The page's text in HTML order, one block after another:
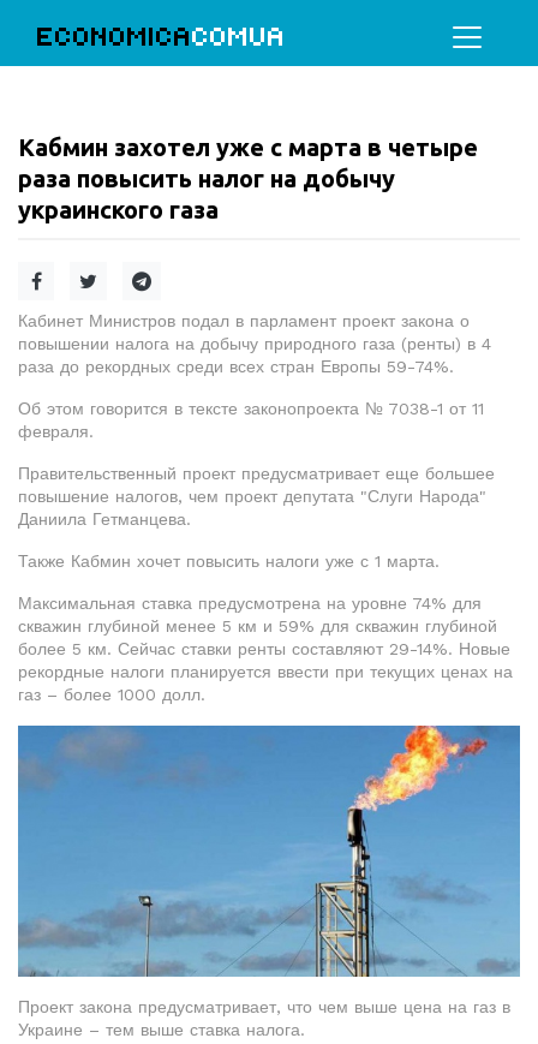
ECONOMICACOMUA
Кабмин захотел уже с марта в четыре
раза повысить налог на добычу
украинского газа
Кабинет Министров подал в парламент проект закона о
повышении налога на добычу природного газа (ренты) в 4
раза до рекордных среди всех стран Европы 59-74%.
Об этом говорится в тексте законопроекта № 7038-1 от 11
февраля.
Правительственный проект предусматривает еще большее
повышение налогов, чем проект депутата "Слуги Народа"
Даниила Гетманцева.
Также Кабмин хочет повысить налоги уже с 1 марта.
Максимальная ставка предусмотрена на уровне 74% для
скважин глубиной менее 5 км и 59% для скважин глубиной
более 5 км. Сейчас ставки ренты составляют 29-14%. Новые
рекордные налоги планируется ввести при текущих ценах на
газ – более 1000 долл.
Проект закона предусматривает, что чем выше цена на газ в
Украине – тем выше ставка налога.